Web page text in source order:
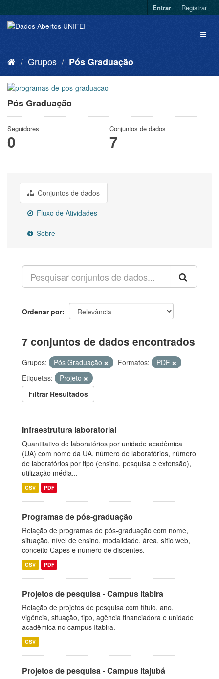
Entrar Registrar
Grupos Pós Graduação
Pós Graduação
Seguidores
0
Conjuntos de dados
7
Conjuntos de dados
Fluxo de Atividades
Sobre
Ordenar por
7 conjuntos de dados encontrados
Grupos: Pós Graduação Formatos:
PDF
Etiquetas:
Projeto
Filtrar Resultados
Infraestrutura laboratorial
Quantitativo de laboratórios por unidade acadêmica
(UA) com nome da UA, número de laboratórios, número
de laboratórios por tipo (ensino, pesquisa e extensão),
utilização média...
CSV PDF
Programas de pós-graduação
Relação de programas de pós-graduação com nome,
situação, nível de ensino, modalidade, área, sítio web,
conceito Capes e número de discentes.
CSV PDF
Projetos de pesquisa - Campus Itabira
Relação de projetos de pesquisa com título, ano,
vigência, situação, tipo, agência financiadora e unidade
acadêmica no campus Itabira.
CSV
Projetos de pesquisa - Campus Itajubá